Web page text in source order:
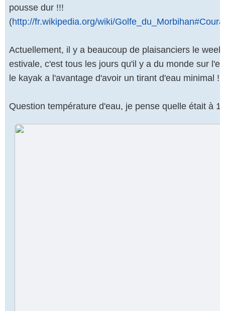
pousse dur !!!
(http://fr.wikipedia.org/wiki/
Actuellement, il y a beaucoup de plaisanciers le
estivale, c'est tous les jours qu'il y a du monde sur
le kayak a l'avantage d'avoir un tirant d'eau minimal
Question température d'eau, je pense quelle était à